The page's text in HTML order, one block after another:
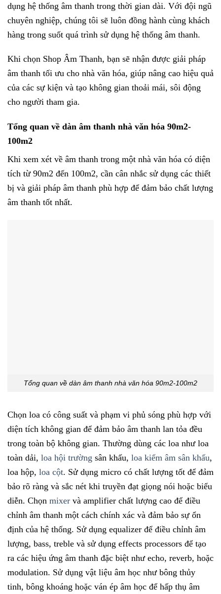
dụng hệ thống âm thanh trong thời gian dài. Với đội ngũ
chuyên nghiệp, chúng tôi sẽ luôn đồng hành cùng khách
hàng trong suốt quá trình sử dụng hệ thống âm thanh.
Khi chọn Shop Âm Thanh, bạn sẽ nhận được giải pháp
âm thanh tối ưu cho nhà văn hóa, giúp nâng cao hiệu quả
của các sự kiện và tạo không gian thoải mái, sôi động
cho người tham gia.
Tổng quan về dàn âm thanh nhà văn hóa 90m2-
100m2
Khi xem xét về âm thanh trong một nhà văn hóa có diện
tích từ 90m2 đến 100m2, cần cân nhắc sử dụng các thiết
bị và giải pháp âm thanh phù hợp để đảm bảo chất lượng
âm thanh tốt nhất.
Tổng quan về dàn âm thanh nhà văn hóa 90m2-100m2
Chọn loa có công suất và phạm vi phủ sóng phù hợp với
diện tích không gian để đảm bảo âm thanh lan tỏa đều
trong toàn bộ không gian. Thường dùng các loa như loa
toàn dải, loa hội trường sân khấu, loa kiểm âm sân khấu,
loa hộp, loa cột. Sử dụng micro có chất lượng tốt để đảm
bảo rõ ràng và sắc nét khi truyền đạt giọng nói hoặc biểu
diễn. Chọn mixer và amplifier chất lượng cao để điều
chỉnh âm thanh một cách chính xác và đảm bảo sự ổn
định của hệ thống. Sử dụng equalizer để điều chỉnh âm
lượng, bass, treble và sử dụng effects processors để tạo
ra các hiệu ứng âm thanh đặc biệt như echo, reverb, hoặc
modulation. Sử dụng vật liệu âm học như bông thủy
tinh, bông khoáng hoặc ván ép âm học để hấp thụ âm